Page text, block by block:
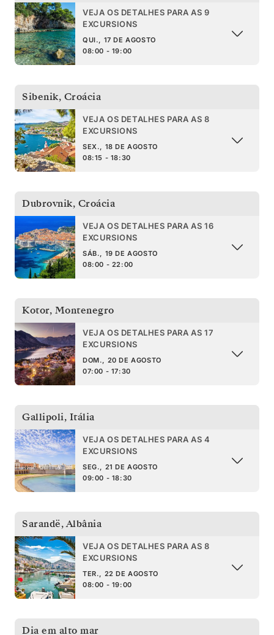
VEJA OS DETALHES PARA AS 9
EXCURSIONS
QUI., 17 DE AGOSTO
08:00 - 19:00
Sibenik, Croácia
VEJA OS DETALHES PARA AS 8
EXCURSIONS
SEX., 18 DE AGOSTO
08:15 - 18:30
Dubrovnik, Croácia
VEJA OS DETALHES PARA AS 16
EXCURSIONS
SÁB., 19 DE AGOSTO
08:00 - 22:00
Kotor, Montenegro
VEJA OS DETALHES PARA AS 17
EXCURSIONS
DOM., 20 DE AGOSTO
07:00 - 17:30
Gallipoli, Itália
VEJA OS DETALHES PARA AS 4
EXCURSIONS
SEG., 21 DE AGOSTO
09:00 - 18:30
Sarandë,Albânia
VEJA OS DETALHES PARA AS 8
EXCURSIONS
TER., 22 DE AGOSTO
08:00 - 19:00
Dia em alto mar